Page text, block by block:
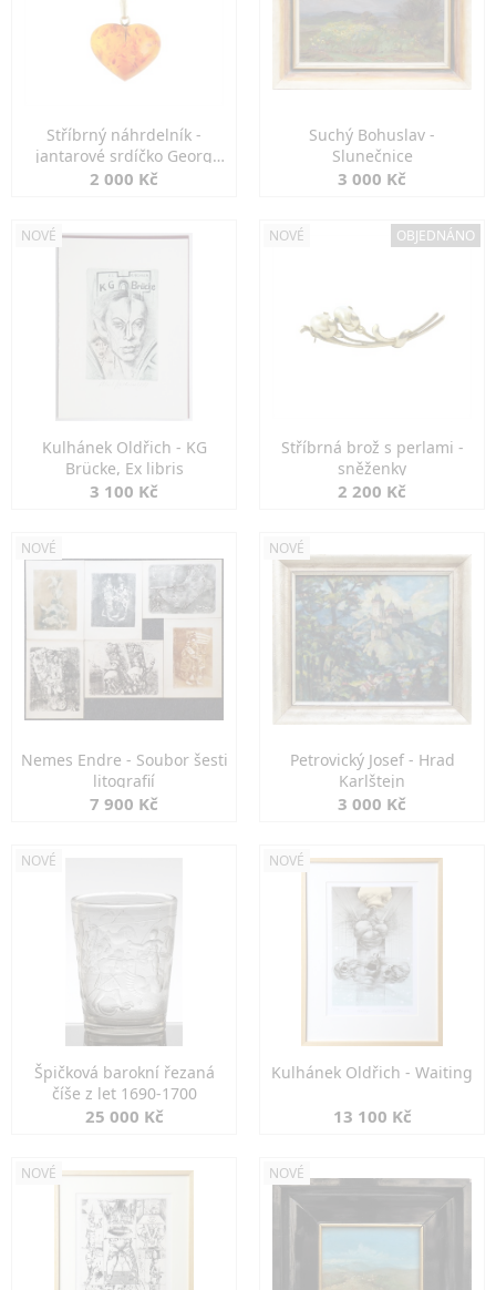
Stříbrný náhrdelník -
jantarové srdíčko Georg
Kramer
2 000 Kč
Suchý Bohuslav -
Slunečnice
3 000 Kč
NOVÉ
Kulhánek Oldřich - KG
Brücke, Ex libris
3 100 Kč
NOVÉ OBJEDNÁNO
Stříbrná brož s perlami -
sněženky
2 200 Kč
NOVÉ
Nemes Endre - Soubor šesti
litografií
7 900 Kč
NOVÉ
Petrovický Josef - Hrad
Karlštejn
3 000 Kč
NOVÉ
Špičková barokní řezaná
číše z let 1690-1700
25 000 Kč
NOVÉ
Kulhánek Oldřich - Waiting
13 100 Kč
NOVÉ NOVÉ